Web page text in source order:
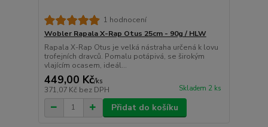
1 hodnocení
Wobler Rapala X-Rap Otus 25cm - 90g / HLW
Rapala X-Rap Otus je velká nástraha určená k lovu
trofejních dravců. Pomalu potápivá, se širokým
vlajícím ocasem, ideál...
449,00 Kč/ks
371,07 Kč bez DPH Skladem 2 ks
Přidat do košíku